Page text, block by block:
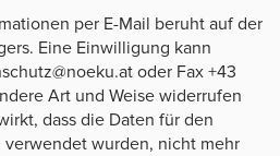
per E-Mail beruht auf der
Eine Einwilligung kann
oder Fax +43
Art und Weise widerrufen
dass die Daten für den
wurden, nicht mehr